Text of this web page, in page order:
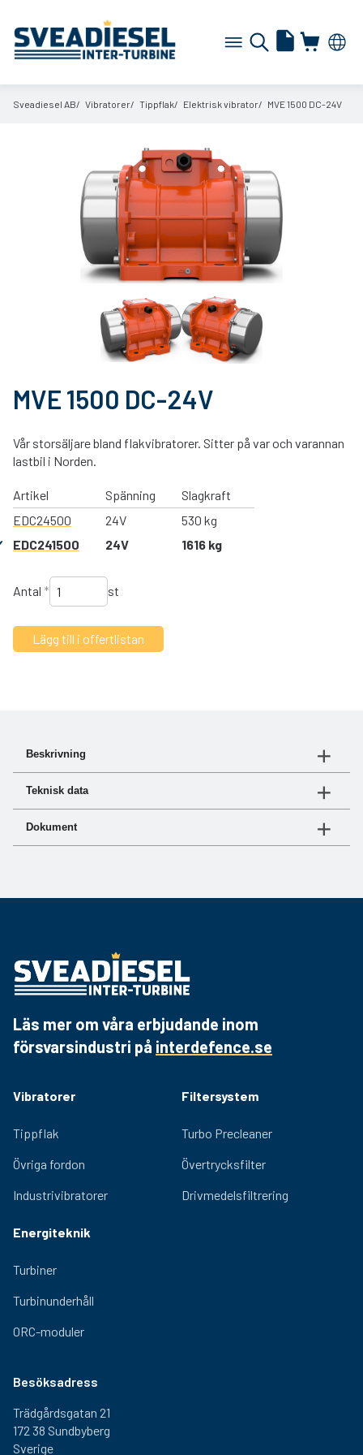
Sveadiesel AB Vibratorer Tippflak Elektrisk vibrator MVE 1500 DC-24V
MVE 1500 DC-24V
Vår storsäljare bland flakvibratorer. Sitter på var och varannan
lastbil i Norden.
Artikel Spänning
Slagkraft
EDC24500
24V
530 kg
EDC241500
24V 1616 kg
Antal * st
Beskrivning
Teknisk data
Art.nr
EDC24500
5 kN
3000 RPM
Dokument
Läs mer om våra erbjudande inom
försvarsindustri på interdefence.se
Vibratorer
Tippflak
Övriga fordon
Industrivibratorer
Filtersystem
Turbo Precleaner
Övertrycksfilter
Drivmedelsfiltrering
Energiteknik
Turbiner
Turbinunderhåll
ORC-moduler
Besöksadress
Trädgårdsgatan 21
172 38 Sundbyberg
Sverige